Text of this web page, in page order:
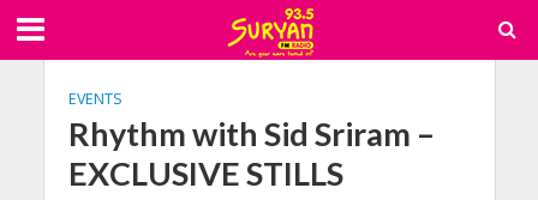
EVENTS
Rhythm with Sid Sriram –
EXCLUSIVE STILLS